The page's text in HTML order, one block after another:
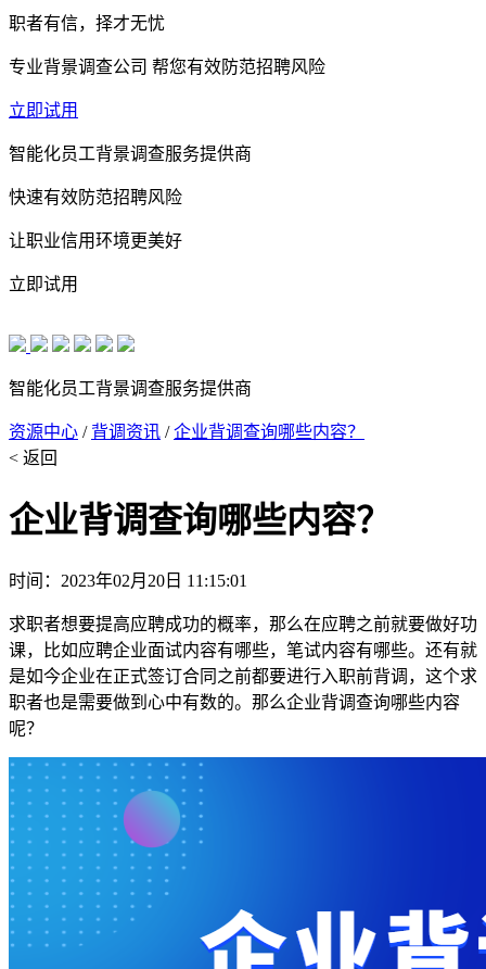
职者有信，择才无忧
专业背景调查公司 帮您有效防范招聘风险
立即试用
智能化员工背景调查服务提供商
快速有效防范招聘风险
让职业信用环境更美好
立即试用
智能化员工背景调查服务提供商
资源中心 / 背调资讯 /企业背调查询哪些内容？
< 返回
企业背调查询哪些内容？
时间：2023年02月20日 11:15:01
求职者想要提高应聘成功的概率，那么在应聘之前就要做好功
课，比如应聘企业面试内容有哪些，笔试内容有哪些。还有就
是如今企业在正式签订合同之前都要进行入职前背调，这个求
职者也是需要做到心中有数的。那么企业背调查询哪些内容
呢？